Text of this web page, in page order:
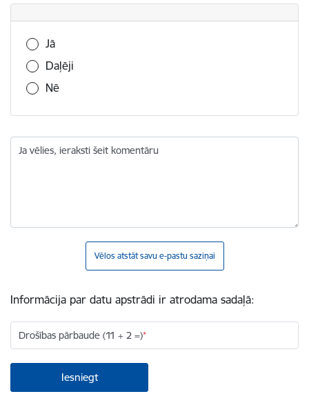
Vai šī informācija bija noderīga?
Jā
Daļēji
Nē
Ja vēlies, ieraksti šeit komentāru
Vēlos atstāt savu e-pastu saziņai
Informācija par datu apstrādi ir atrodama sadaļā:
Drošības pārbaude (11 + 2 =)